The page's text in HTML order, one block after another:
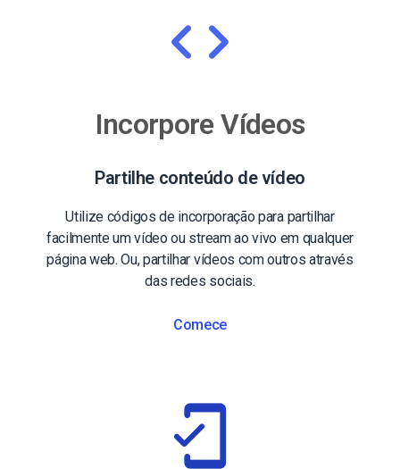
Incorpore Vídeos
Partilhe conteúdo de vídeo
Utilize códigos de incorporação para partilhar
facilmente um vídeo ou stream ao vivo em qualquer
página web. Ou, partilhar vídeos com outros através
das redes sociais.
Comece